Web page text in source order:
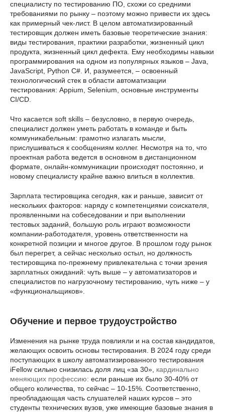
специалисту по тестированию ПО, схожи со средними
требованиями по рынку – поэтому можно привести их здесь
как примерный чек-лист. В целом автоматизированный
тестировщик должен иметь базовые теоретические знания:
виды тестирования, практики разработки, жизненный цикл
продукта, жизненный цикл дефекта. Ему необходимы навыки
программирования на одном из популярных языков – Java,
JavaScript, Python C#. И, разумеется, – освоенный
технологический стек в области автоматизации
тестирования: Appium, Selenium, основные инструменты
CI/CD.
Что касается soft skills – безусловно, в первую очередь,
специалист должен уметь работать в команде и быть
коммуникабельным: грамотно излагать мысли,
прислушиваться к сообщениям коллег. Несмотря на то, что
проектная работа ведется в основном в дистанционном
формате, онлайн-коммуникации происходят постоянно, и
новому специалисту крайне важно влиться в коллектив.
Зарплата тестировщика сегодня, как и раньше, зависит от
нескольких факторов: наряду с компетенциями соискателя,
проявленными на собеседовании и при выполнении
тестовых заданий, большую роль играют возможности
компании-работодателя, уровень ответственности на
конкретной позиции и многое другое. В прошлом году рынок
был перегрет, а сейчас несколько остыл, но должность
тестировщика по-прежнему привлекательна с точки зрения
зарплатных ожиданий: чуть выше – у автоматизаторов и
специалистов по нагрузочному тестированию, чуть ниже – у
«функциональщиков».
Обучение и первое трудоустройство
Изменения на рынке труда повлияли и на состав кандидатов,
желающих освоить основы тестирования. В 2024 году среди
поступающих в школу автоматизированного тестирования
iFellow сильно снизилась доля лиц «за 30», кардинально
меняющих профессию: если раньше их было 30-40% от
общего количества, то сейчас – 10-15%. Соответственно,
преобладающая часть слушателей наших курсов – это
студенты технических вузов, уже имеющие базовые знания в